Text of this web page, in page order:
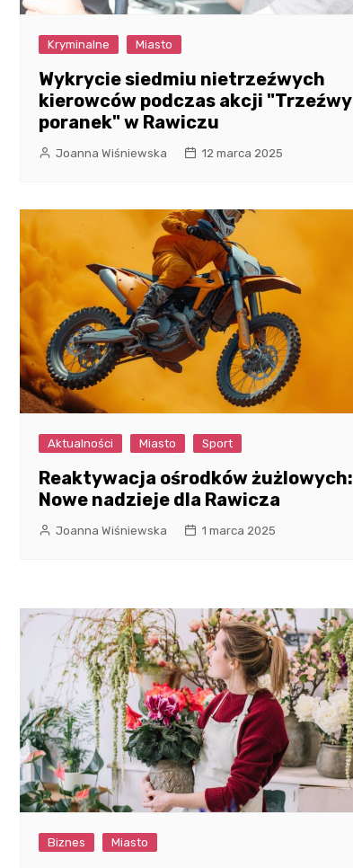
Kryminalne Miasto
Wykrycie siedmiu nietrzeźwych
kierowców podczas akcji "Trzeźwy
poranek" w Rawiczu
Joanna Wiśniewska 12 marca 2025
Aktualności Miasto Sport
Reaktywacja ośrodków żużlowych:
Nowe nadzieje dla Rawicza
Joanna Wiśniewska 1 marca 2025
Biznes Miasto